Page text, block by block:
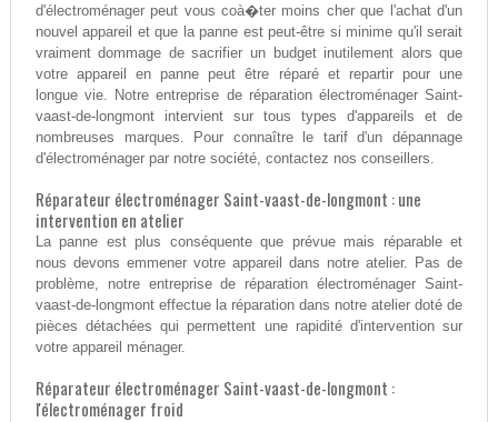
d'électroménager peut vous coà�ter moins cher que l'achat d'un
nouvel appareil et que la panne est peut-être si minime qu'il serait
vraiment dommage de sacrifier un budget inutilement alors que
votre appareil en panne peut être réparé et repartir pour une
longue vie. Notre entreprise de réparation électroménager Saint-
vaast-de-longmont intervient sur tous types d'appareils et de
nombreuses marques. Pour connaître le tarif d'un dépannage
d'électroménager par notre société, contactez nos conseillers.
Réparateur électroménager Saint-vaast-de-longmont : une
intervention en atelier
La panne est plus conséquente que prévue mais réparable et
nous devons emmener votre appareil dans notre atelier. Pas de
problème, notre entreprise de réparation électroménager Saint-
vaast-de-longmont effectue la réparation dans notre atelier doté de
pièces détachées qui permettent une rapidité d'intervention sur
votre appareil ménager.
Réparateur électroménager Saint-vaast-de-longmont :
l'électroménager froid